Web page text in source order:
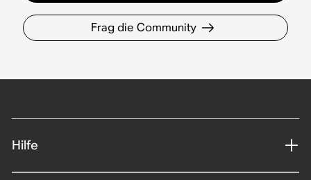
Frag die Community
Hilfe